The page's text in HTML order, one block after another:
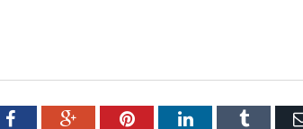
FacebookGoogle+PinterestLinkedInTumblr